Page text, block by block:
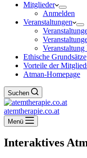
Mitglieder
Anmelden
Veranstaltungen
Veranstaltung
Ethische Grundsätze
Vorteile der
Atman-Homepage
Suchen
atemtherapie.co.at
Menü
Interaktives